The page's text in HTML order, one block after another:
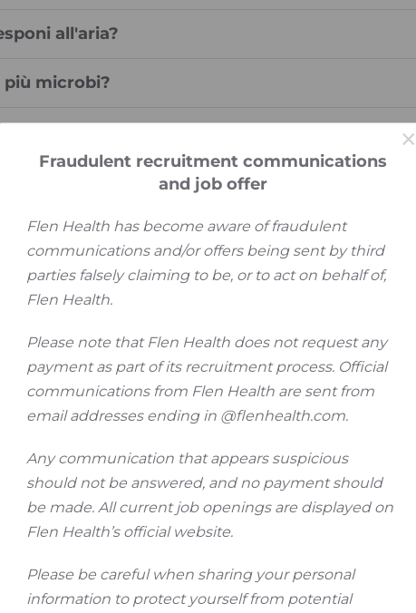
all'aria?
più microbi?
guarendo bene?
ferite?
di idrogeno su una ferita?
×
Fraudulent recruitment communications
and job offer
Flen Health has become aware of fraudulent
communications and/or offers being sent by third
parties falsely claiming to be, or to act on behalf of,
Flen Health.
Please note that Flen Health does not request any
payment as part of its recruitment process. Official
communications from Flen Health are sent from
email addresses ending in @flenhealth.com.
Any communication that appears suspicious
should not be answered, and no payment should
be made. All current job openings are displayed on
Flen Health’s official website.
Please be careful when sharing your personal
information to protect yourself from potential